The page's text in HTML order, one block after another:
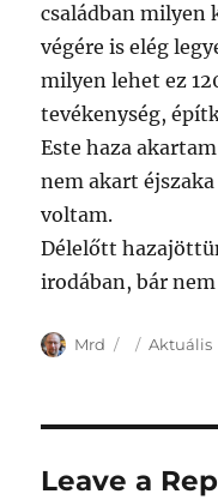
családban milyen
végére is elég
milyen lehet ez
tevékenység,
Este haza
nem akart
voltam.
Délelőtt
irodában, bár
Author
Mrd
Posted
Aktuális
Leave a